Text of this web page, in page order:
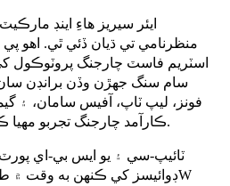
ايئر سيريز هاءِ اينڊ
منظرنامي تي ڌيان ڏئي ٿي. اهو
اسٽريم فاسٽ چارجنگ پروٽوڪول
سام سنگ جهڙن وڏن برانڊن
فونز، ليپ ٽاپ، آفيس سامان، ۽
ڪارآمد چارجنگ تجربو مهيا ڪرڻ جي ڪوشش ڪري ٿو.
ٽائيپ-سي ۽ يو ايس بي-اي